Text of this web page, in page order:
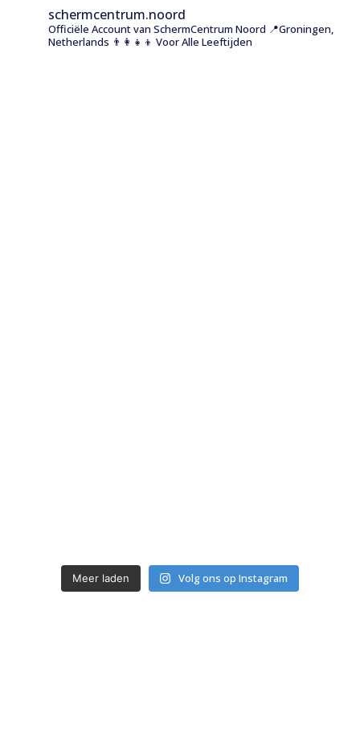
schermcentrum.noord
Officiële Account van SchermCentrum Noord 📍Groningen,
Netherlands 👨‍👩‍👧‍👦 Voor Alle Leeftijden
Meer laden Volg ons op Instagram